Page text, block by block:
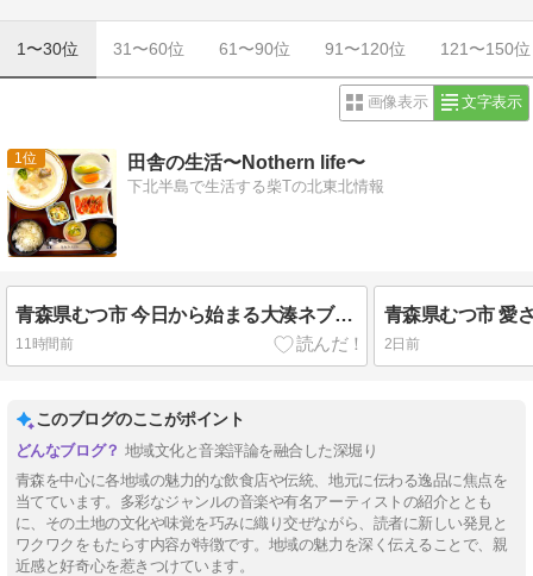
1〜30位 31〜60位 61〜90位 91〜120位 121〜150位
画像表示 文字表示
1 田舎の生活〜Nothern life〜
下北半島で生活する柴Tの北東北情報
青森県むつ市 今日から始まる大湊ネブタ。そして物価高騰のご時世に、品数たくさん、デザート、ドリンクも付く衝撃1000円ホテルランチ。【はねやホテル】
11時間前 2日前
このブログのここがポイント
地域文化と音楽評論を融合した深堀り
青森を中心に各地域の魅力的な飲食店や伝統、地元に伝わる逸品に焦点を
当てています。多彩なジャンルの音楽や有名アーティストの紹介ととも
に、その土地の文化や味覚を巧みに織り交ぜながら、読者に新しい発見と
ワクワクをもたらす内容が特徴です。地域の魅力を深く伝えることで、親
近感と好奇心を惹きつけています。